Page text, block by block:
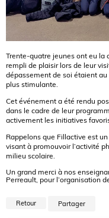
Trente-quatre jeunes ont eu la
rempli de plaisir lors de leur
dépassement de soi étaient
plus stimulante.
Cet événement a été rendu
dans le cadre de leur
activement les initiatives
Rappelons que Fillactive est
visant à promouvoir l’activité
milieu scolaire.
Un grand merci à nos
Perreault, pour l’organisation
Retour Partager